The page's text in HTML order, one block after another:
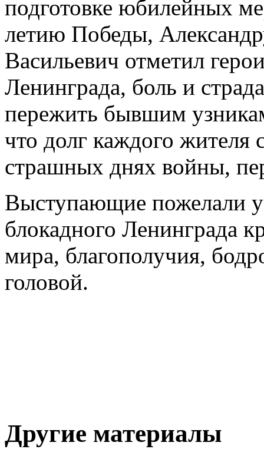
подготовке юбилейных
летию Победы,
Васильевич отметил
Ленинграда, боль и
пережить бывшим
что долг каждого жителя
страшных днях войны,
Выступающие пожелали
блокадного Ленинграда
мира, благополучия,
головой.
Другие материалы